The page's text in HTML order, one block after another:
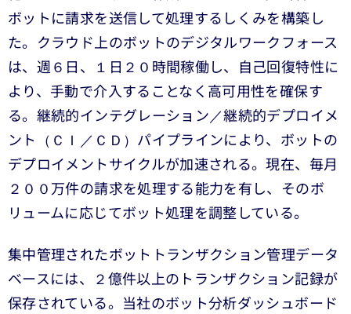
ボットに請求を送信して処理するしくみを構築し
た。クラウド上のボットのデジタルワークフォース
は、週６日、１日２０時間稼働し、自己回復特性に
より、手動で介入することなく高可用性を確保す
る。継続的インテグレーション／継続的デプロイメ
ント（ＣＩ／ＣＤ）パイプラインにより、ボットの
デプロイメントサイクルが加速される。現在、毎月
２００万件の請求を処理する能力を有し、そのボ
リュームに応じてボット処理を調整している。
集中管理されたボットトランザクション管理データ
ベースには、２億件以上のトランザクション記録が
保存されている。当社のボット分析ダッシュボード